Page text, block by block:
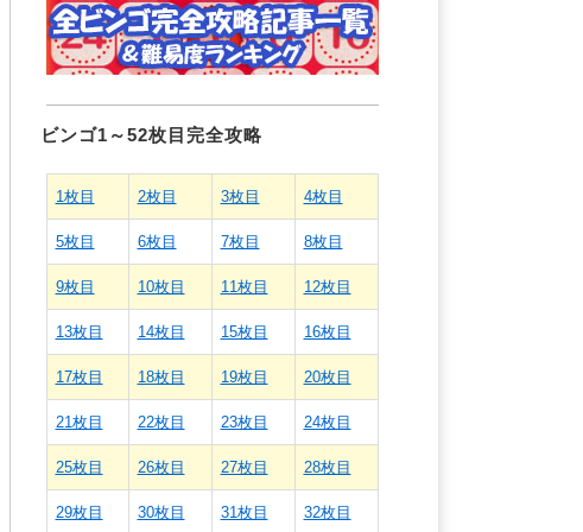
ビンゴ1～52枚目完全攻略
1枚目 2枚目 3枚目 4枚目
5枚目 6枚目 7枚目 8枚目
9枚目 10枚目 11枚目 12枚目
13枚目 14枚目 15枚目 16枚目
17枚目 18枚目 19枚目 20枚目
21枚目 22枚目 23枚目 24枚目
25枚目 26枚目 27枚目 28枚目
29枚目 30枚目 31枚目 32枚目